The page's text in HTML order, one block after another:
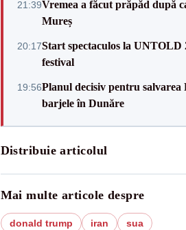
21:39Vremea a făcut prăpăd după
Mureș
20:17Start spectaculos la UNTOLD
festival
19:56Planul decisiv pentru
barjele în Dunăre
Distribuie articolul
Mai multe articole despre
donald trump iran sua